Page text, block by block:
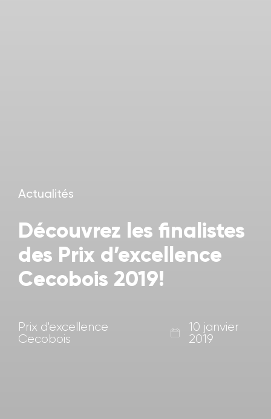
Actualités
Découvrez les finalistes
des Prix d’excellence
Cecobois 2019!
Prix d'excellence
Cecobois
10 janvier
2019